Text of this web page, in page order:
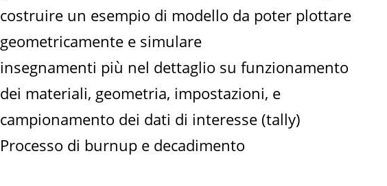
costruire un esempio di modello da poter plottare
geometricamente e simulare
insegnamenti più nel dettaglio su funzionamento
dei materiali, geometria, impostazioni, e
campionamento dei dati di interesse (tally)
Processo di burnup e decadimento